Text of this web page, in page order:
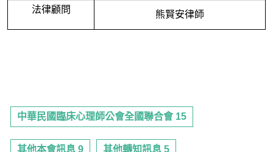
法律顧問 熊賢安律師
中華民國臨床心理師公會全國聯合會 15
其他本會訊息 9 其他轉知訊息 5